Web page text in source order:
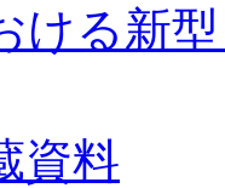
ける新
資料